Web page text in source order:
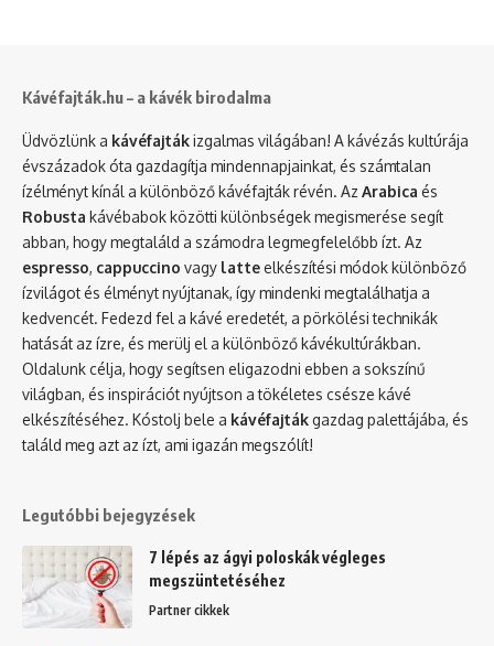
Kávéfajták.hu – a kávék birodalma
Üdvözlünk a kávéfajtákizgalmas világában! A kávézás kultúrája
évszázadok óta gazdagítja mindennapjainkat, és számtalan
ízélményt kínál a különböző kávéfajták révén. Az Arabica és
Robusta kávébabok közötti különbségek megismerése segít
abban, hogy megtaláld a számodra legmegfelelőbb ízt. Az
espresso, cappuccino vagy latte elkészítési módok különböző
ízvilágot és élményt nyújtanak, így mindenki megtalálhatja a
kedvencét. Fedezd fel a kávé eredetét, a pörkölési technikák
hatását az ízre, és merülj el a különböző kávékultúrákban.
Oldalunk célja, hogy segítsen eligazodni ebben a sokszínű
világban, és inspirációt nyújtson a tökéletes csésze kávé
elkészítéséhez. Kóstolj bele a kávéfajtákgazdag palettájába, és
találd meg azt az ízt, ami igazán megszólít!
Legutóbbi bejegyzések
7 lépés az ágyi poloskák végleges
megszüntetéséhez
Partner cikkek